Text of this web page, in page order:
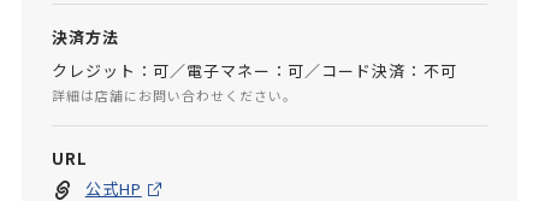
決済方法
クレジット：可／電子マネー：可／コード決済：不可
詳細は店舗にお問い合わせください。
URL
公式HP